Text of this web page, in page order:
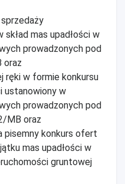
mas upadłości w
prowadzonych pod
oraz
ręki w formie konkursu
ustanowiony w
prowadzonych pod
MB oraz
pisemny konkurs ofert
mas upadłości w
gruntowej